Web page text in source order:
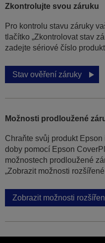
Zkontrolujte svou záruku
Pro kontrolu stavu záruky
tlačítko „Zkontrolovat stav
zadejte sériové číslo
Stav ověření záruky
Možnosti prodloužené
Chraňte svůj produkt
doby pomocí Epson
možnostech prodloužené
„Zobrazit možnosti rozšířené
Zobrazit možnosti